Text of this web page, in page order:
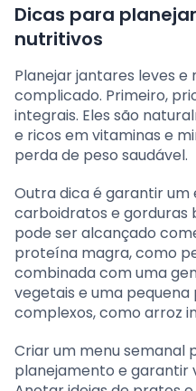
Dicas para
nutritivos
Planejar jantares leves
complicado. Primeiro,
integrais. Eles são
e ricos em vitaminas e
perda de peso saudável.
Outra dica é garantir
carboidratos e gorduras
pode ser alcançado
proteína magra, como
combinada com uma
vegetais e uma
complexos, como arroz
Criar um menu semanal
planejamento e garantir